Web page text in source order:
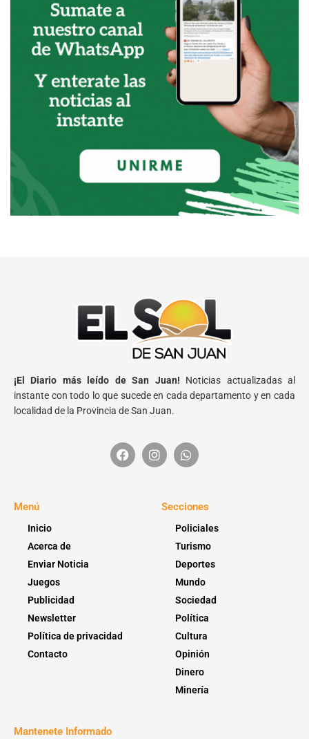
¡El Diario más leído de San Juan! Noticias actualizadas al
instante con todo lo que sucede en cada departamento y en cada
localidad de la Provincia de San Juan.
Menú
Inicio
Acerca de
Enviar Noticia
Juegos
Publicidad
Newsletter
Política de privacidad
Contacto
Secciones
Policiales
Turismo
Deportes
Mundo
Sociedad
Política
Cultura
Opinión
Dinero
Minería
Mantenete Informado